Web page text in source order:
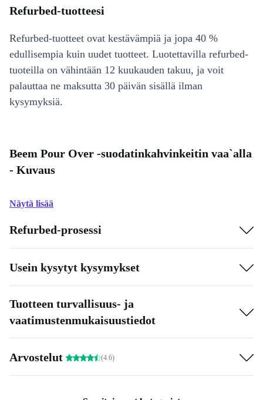
Refurbed-tuotteesi
Refurbed-tuotteet ovat kestävämpiä ja jopa 40 %
edullisempia kuin uudet tuotteet. Luotettavilla refurbed-
tuoteilla on vähintään 12 kuukauden takuu, ja voit
palauttaa ne maksutta 30 päivän sisällä ilman
kysymyksiä.
Beem Pour Over -suodatinkahvinkeitin vaa`alla
- Kuvaus
Näytä lisää
Refurbed-prosessi
Usein kysytyt kysymykset
Tuotteen turvallisuus- ja
vaatimustenmukaisuustiedot
Arvostelut (4.6)